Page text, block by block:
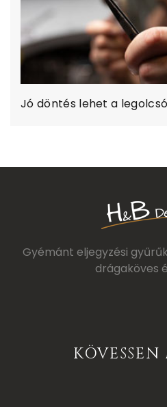
Jó döntés lehet a
Gyémánt eljegyzési
drágaköves